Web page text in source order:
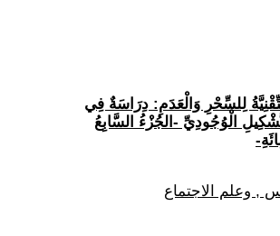
التِّقْنِيَّةُ لِلسِّحْرِ وَالْعَدَمِ: دِرَاسَةٌ فِي
الْوُجُودِيِّ -الجُزْءُ السَّابِعُ
, وعلم الاجتماع